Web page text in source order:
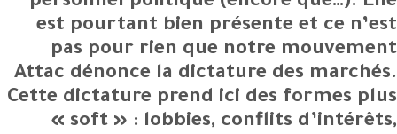
est pourtant bien présente et ce n’est
pas pour rien que notre mouvement
Attac dénonce la dictature des marchés.
Cette dictature prend ici des formes plus
« soft » : lobbies, conflits d’intérêts,